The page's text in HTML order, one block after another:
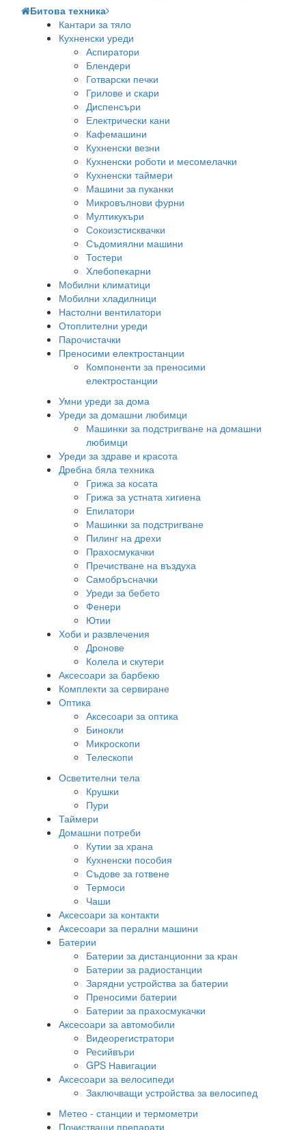
Битова техника
Кантари за тяло
Кухненски уреди
Аспиратори
Блендери
Готварски печки
Грилове и скари
Диспенсъри
Електрически кани
Кафемашини
Кухненски везни
Кухненски роботи и месомелачки
Кухненски таймери
Машини за пуканки
Микровълнови фурни
Мултикукъри
Сокоизстисквачки
Съдомиялни машини
Тостери
Хлебопекарни
Мобилни климатици
Мобилни хладилници
Настолни вентилатори
Отоплителни уреди
Парочистачки
Преносими електростанции
Компоненти за преносими
електростанции
Умни уреди за дома
Уреди за домашни любимци
Машинки за подстригване на домашни
любимци
Уреди за здраве и красота
Дребна бяла техника
Грижа за косата
Грижа за устната хигиена
Епилатори
Машинки за подстригване
Пилинг на дрехи
Прахосмукачки
Пречистване на въздуха
Самобръсначки
Уреди за бебето
Фенери
Ютии
Хоби и развлечения
Дронове
Колела и скутери
Аксесоари за барбекю
Комплекти за сервиране
Оптика
Аксесоари за оптика
Бинокли
Микроскопи
Телескопи
Осветителни тела
Крушки
Пури
Таймери
Домашни потреби
Кутии за храна
Кухненски пособия
Съдове за готвене
Термоси
Чаши
Аксесоари за контакти
Аксесоари за перални машини
Батерии
Батерии за дистанционни за кран
Батерии за радиостанции
Зарядни устройства за батерии
Преносими батерии
Батерии за прахосмукачки
Аксесоари за автомобили
Видеорегистратори
Ресийвъри
GPS Навигации
Аксесоари за велосипеди
Заключващи устройства за велосипед
Метео - станции и термометри
Почистващи препарати